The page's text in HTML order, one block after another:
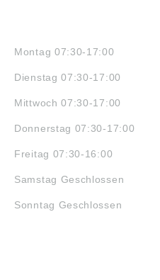
Montag 07:30-17:00
Dienstag 07:30-17:00
Mittwoch 07:30-17:00
Donnerstag 07:30-17:00
Freitag 07:30-16:00
Samstag Geschlossen
Sonntag Geschlossen